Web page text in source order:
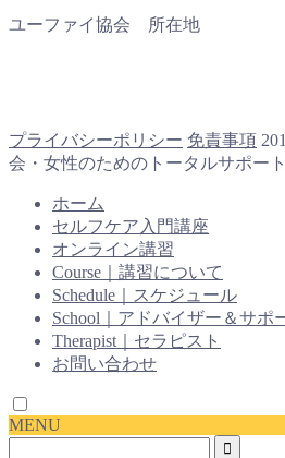
ユーファイ協会 所在地
プライバシーポリシー 免責事項
会・女性のためのトータルサポー
ホーム
セルフケア入門講座
オンライン講習
Course｜講習について
Schedule｜スケジュール
School｜アドバイザー＆サポ
Therapist｜セラピスト
お問い合わせ
MENU